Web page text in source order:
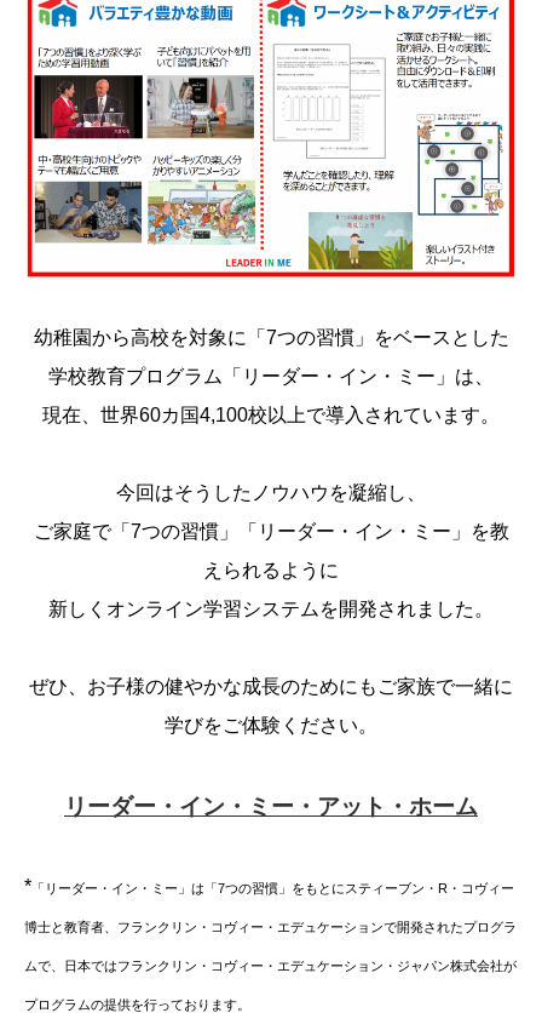
幼稚園から高校を対象に「7つの習慣」をベースとした
学校教育プログラム「リーダー・イン・ミー」は、
現在、世界60カ国4,100校以上で導入されています。
今回はそうしたノウハウを凝縮し、
ご家庭で「7つの習慣」「リーダー・イン・ミー」を教
えられるように
新しくオンライン学習システムを開発されました。
ぜひ、お子様の健やかな成長のためにもご家族で一緒に
学びをご体験ください。
リーダー・イン・ミー・アット・ホーム
* 「リーダー・イン・ミー」は「7つの習慣」をもとにスティーブン・R・コヴィー
博士と教育者、フランクリン・コヴィー・エデュケーションで開発されたプログラ
ムで、日本ではフランクリン・コヴィー・エデュケーション・ジャパン株式会社が
プログラムの提供を行っております。